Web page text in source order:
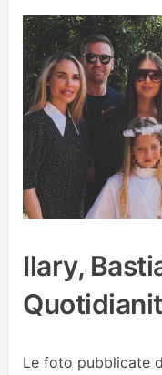
Ilary,
Le foto pubblicate